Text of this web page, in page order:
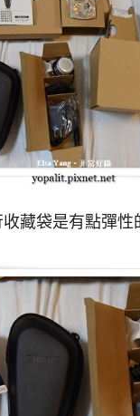
藏袋是有點彈性